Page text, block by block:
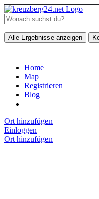
Alle Ergebnisse anzeigen
Home
Map
Registrieren
Blog
Ort hinzufügen
Einloggen
Ort hinzufügen